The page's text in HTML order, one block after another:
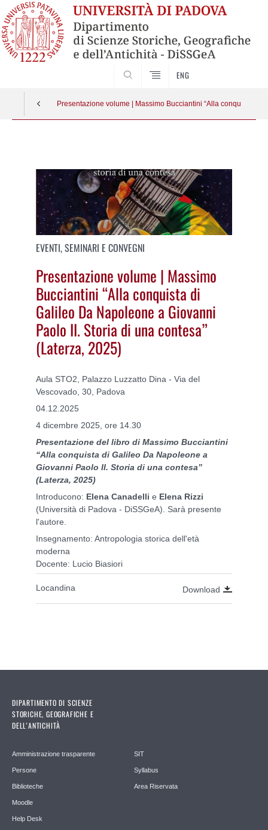
ENG
Presentazione volume | Massimo Bucciantini “Alla conquista di
EVENTI, SEMINARI E CONVEGNI
Presentazione volume | Massimo
Bucciantini “Alla conquista di
Galileo Da Napoleone a Giovanni
Paolo II. Storia di una contesa”
(Laterza, 2025)
Aula STO2, Palazzo Luzzatto Dina - Via del
Vescovado, 30, Padova
04.12.2025
4 dicembre 2025, ore 14.30
Presentazione del libro di Massimo Bucciantini
“Alla conquista di Galileo Da Napoleone a
Giovanni Paolo II. Storia di una contesa”
(Laterza, 2025)
Introducono: Elena Canadelli e Elena Rizzi
(Università di Padova - DiSSGeA). Sarà presente
l'autore.
Insegnamento: Antropologia storica dell'età
moderna
Docente: Lucio Biasiori
Locandina Download
DIPARTIMENTO DI SCIENZE
STORICHE, GEOGRAFICHE E
DELL’ANTICHITÀ
Amministrazione trasparente
Persone
Biblioteche
Moodle
Help Desk
SIT
Syllabus
Area Riservata